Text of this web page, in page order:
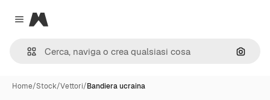
Close menu
Magnific
Cerca
Home/Stock/Vettori/Bandiera ucraina